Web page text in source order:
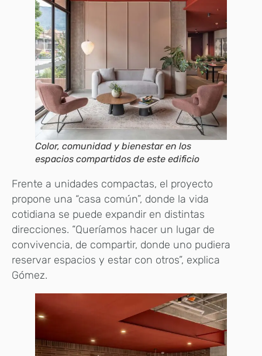
Color, comunidad y bienestar en los
espacios compartidos de este edificio
Frente a unidades compactas, el proyecto
propone una “casa común”, donde la vida
cotidiana se puede expandir en distintas
direcciones. “Queríamos hacer un lugar de
convivencia, de compartir, donde uno pudiera
reservar espacios y estar con otros”, explica
Gómez.